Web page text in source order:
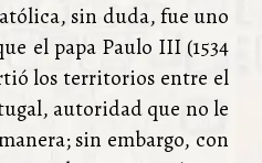
sin duda, fue uno
el papa Paulo III (1534
los territorios entre el
autoridad que no le
sin embargo, con